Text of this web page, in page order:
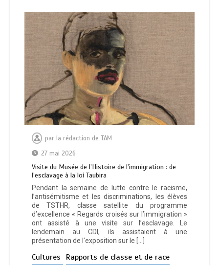
par la rédaction de TAM
27 mai 2026
Visite du Musée de l’Histoire de l’immigration : de
l’esclavage à la loi Taubira
Pendant la semaine de lutte contre le racisme,
l’antisémitisme et les discriminations, les élèves
de TSTHR, classe satellite du programme
d’excellence « Regards croisés sur l’immigration »
ont assisté à une visite sur l’esclavage. Le
lendemain au CDI, ils assistaient à une
présentation de l’exposition sur le […]
Cultures
Rapports de classe et de race